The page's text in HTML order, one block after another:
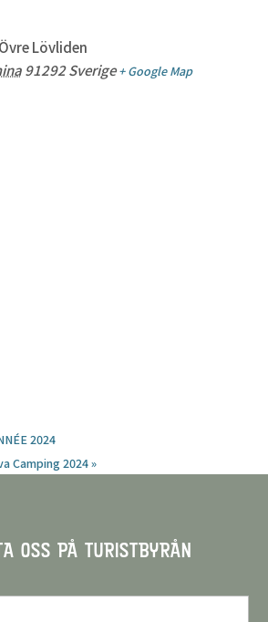
Lövliden
91292 Sverige + Google Map
2024
Camping 2024»
OSS PÅ TURISTBYRÅN